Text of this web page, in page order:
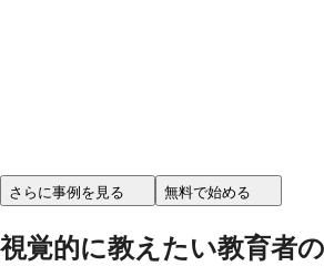
さらに事例を見る 無料で始める
視覚的に教えたい教育者